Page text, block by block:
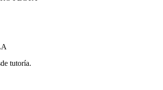
tutoría.